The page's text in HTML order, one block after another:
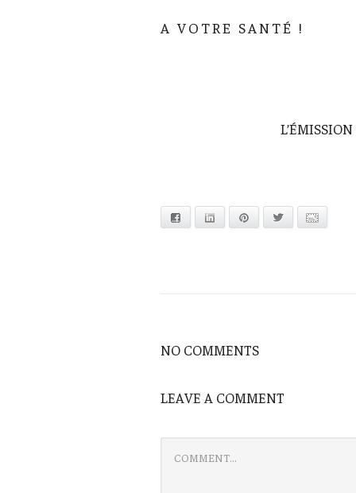
A VOTRE SANTÉ !
FacebookLinkedin PinterestTwitter
NO COMMENTS
LEAVE A COMMENT